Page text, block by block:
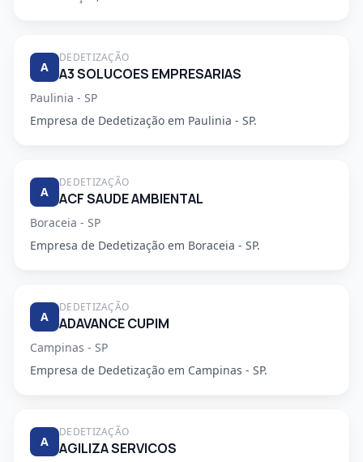
A
DEDETIZAÇÃO
A3 SOLUCOES EMPRESARIAS
Paulinia - SP
Empresa de Dedetização em Paulinia - SP.
A
DEDETIZAÇÃO
ACF SAUDE AMBIENTAL
Boraceia - SP
Empresa de Dedetização em Boraceia - SP.
A
DEDETIZAÇÃO
ADAVANCE CUPIM
Campinas - SP
Empresa de Dedetização em Campinas - SP.
A
DEDETIZAÇÃO
AGILIZA SERVICOS